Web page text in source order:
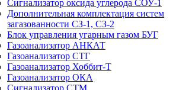
Сигнализатор оксида углерода СОУ-1
Дополнительная комплектация систем
загазованности СЗ-1, СЗ-2
Блок управления угарным газом БУГ
Газоанализатор АНКАТ
Газоанализатор СТГ
Газоанализатор Хоббит-Т
Газоанализатор ОКА
Сигнализатор СТМ